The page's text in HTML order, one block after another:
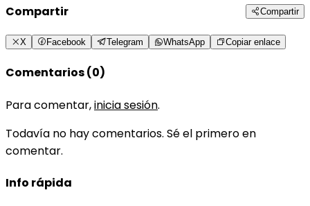
Compartir Compartir
X Facebook Telegram WhatsApp Copiar enlace
Comentarios (0)
Para comentar,inicia sesión.
Todavía no hay comentarios. Sé el primero en
comentar.
Info rápida